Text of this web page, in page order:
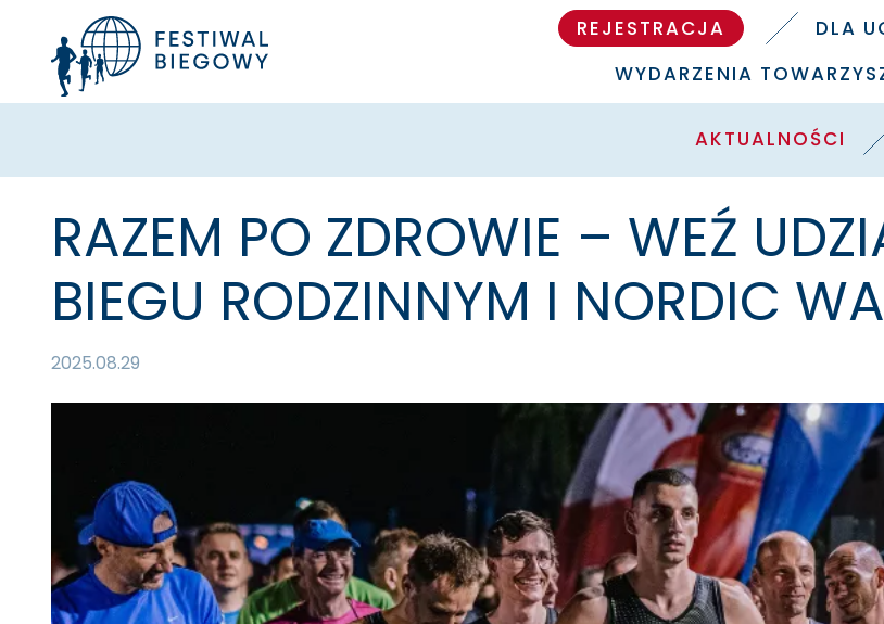
REJESTRACJA DLA
WYDARZENIA
AKTUALNOŚCI
RAZEM PO ZDROWIE – WEŹ
BIEGU RODZINNYM I NORDIC
2025.08.29